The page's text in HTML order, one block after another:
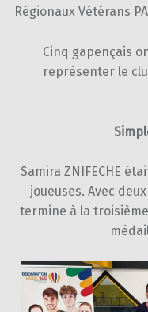
Régionaux Vétérans
Cinq gapençais
représenter le
Samira ZNIFECHE
joueuses. Avec
termine à la